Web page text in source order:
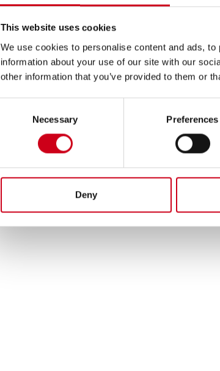
This website uses cookies
We use cookies to personalise content and ads,
information about your use of our site with our
other information that you’ve provided to them or
Necessary Preferences
Deny